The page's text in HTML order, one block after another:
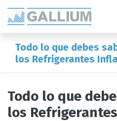
Todo lo que debes
los Refrigerantes
Todo lo que
los